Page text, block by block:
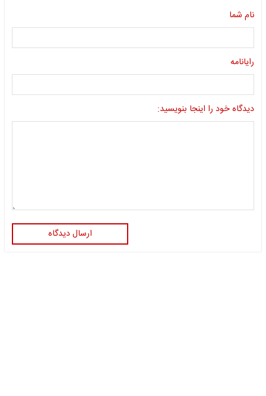
نام شما
رایانامه
دیدگاه خود را اینجا بنویسید:
ارسال دیدگاه